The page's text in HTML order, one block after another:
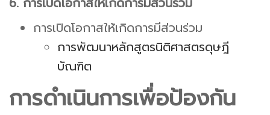
การเปิดโอกาสให้เกิดการมีส่วนร่วม
การพัฒนาหลักสูตรนิติศาสตรดุษฎี
บัณฑิต
การดำเนินการเพื่อป้องกัน